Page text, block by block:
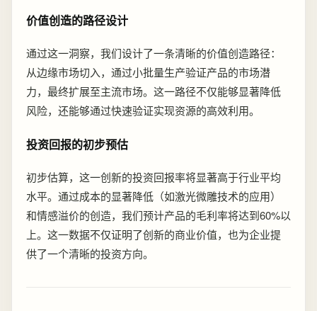
价值创造的路径设计
通过这一洞察，我们设计了一条清晰的价值创造路径：
从边缘市场切入，通过小批量生产验证产品的市场潜
力，最终扩展至主流市场。这一路径不仅能够显著降低
风险，还能够通过快速验证实现资源的高效利用。
投资回报的初步预估
初步估算，这一创新的投资回报率将显著高于行业平均
水平。通过成本的显著降低（如激光微雕技术的应用）
和情感溢价的创造，我们预计产品的毛利率将达到60%以
上。这一数据不仅证明了创新的商业价值，也为企业提
供了一个清晰的投资方向。